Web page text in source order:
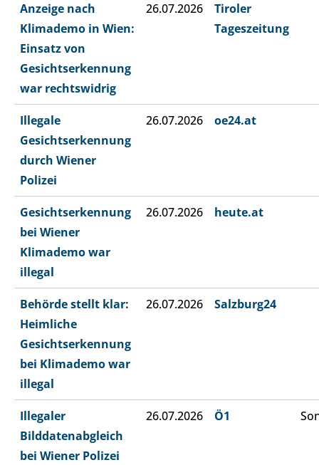
Anzeige nach
Klimademo in Wien:
Einsatz von
Gesichtserkennung
war rechtswidrig
26.07.2026
Tiroler
Tageszeitung
Illegale
Gesichtserkennung
durch Wiener
Polizei
26.07.2026 oe24.at
Gesichtserkennung
bei Wiener
Klimademo war
illegal
26.07.2026 heute.at
Behörde stellt klar:
Heimliche
Gesichtserkennung
bei Klimademo war
illegal
26.07.2026 Salzburg24
Illegaler
Bilddatenabgleich
bei Wiener Polizei
26.07.2026 Ö1